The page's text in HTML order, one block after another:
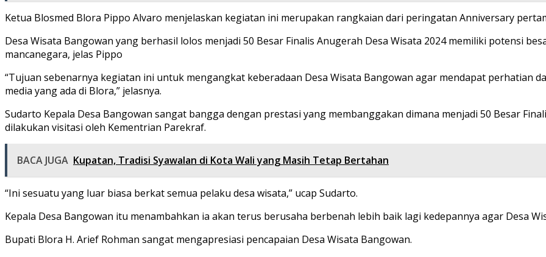
Ketua Blosmed Blora Pippo Alvaro menjelaskan kegiatan ini merupakan rangkaian dari peringatan Anniversary
Desa Wisata Bangowan yang berhasil lolos menjadi 50 Besar Finalis Anugerah Desa Wisata 2024 memiliki potensi
mancanegara, jelas Pippo
“Tujuan sebenarnya kegiatan ini untuk mengangkat keberadaan Desa Wisata Bangowan agar mendapat perhatian
media yang ada di Blora,” jelasnya.
Sudarto Kepala Desa Bangowan sangat bangga dengan prestasi yang membanggakan dimana menjadi 50 Besar
dilakukan visitasi oleh Kementrian Parekraf.
BACA JUGA Kupatan, Tradisi Syawalan di Kota Wali yang Masih Tetap Bertahan
“Ini sesuatu yang luar biasa berkat semua pelaku desa wisata,” ucap Sudarto.
Kepala Desa Bangowan itu menambahkan ia akan terus berusaha berbenah lebih baik lagi kedepannya agar Desa
Bupati Blora H. Arief Rohman sangat mengapresiasi pencapaian Desa Wisata Bangowan.